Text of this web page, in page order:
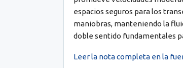
espacios seguros para los
maniobras, manteniendo la
doble sentido fundamentales
Leer la nota completa en la